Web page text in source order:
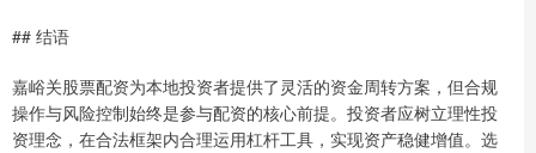
## 结语
嘉峪关股票配资为本地投资者提供了灵活的资金周转方案，但合规
操作与风险控制始终是参与配资的核心前提。投资者应树立理性投
资理念，在合法框架内合理运用杠杆工具，实现资产稳健增值。选